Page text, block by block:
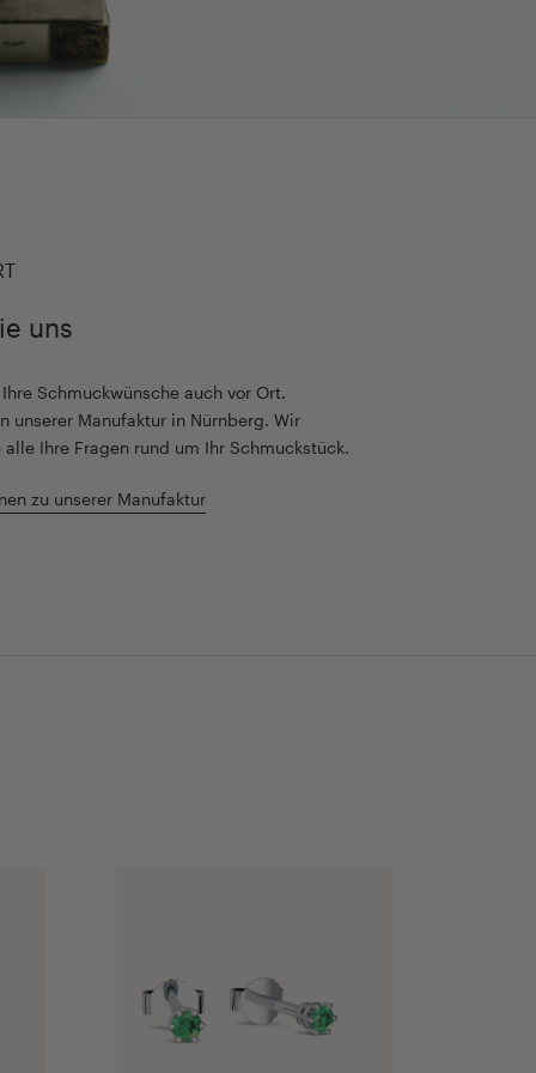
uns
Schmuckwünsche auch vor Ort.
unserer Manufaktur in Nürnberg. Wir
Ihre Fragen rund um Ihr Schmuckstück.
zu unserer Manufaktur